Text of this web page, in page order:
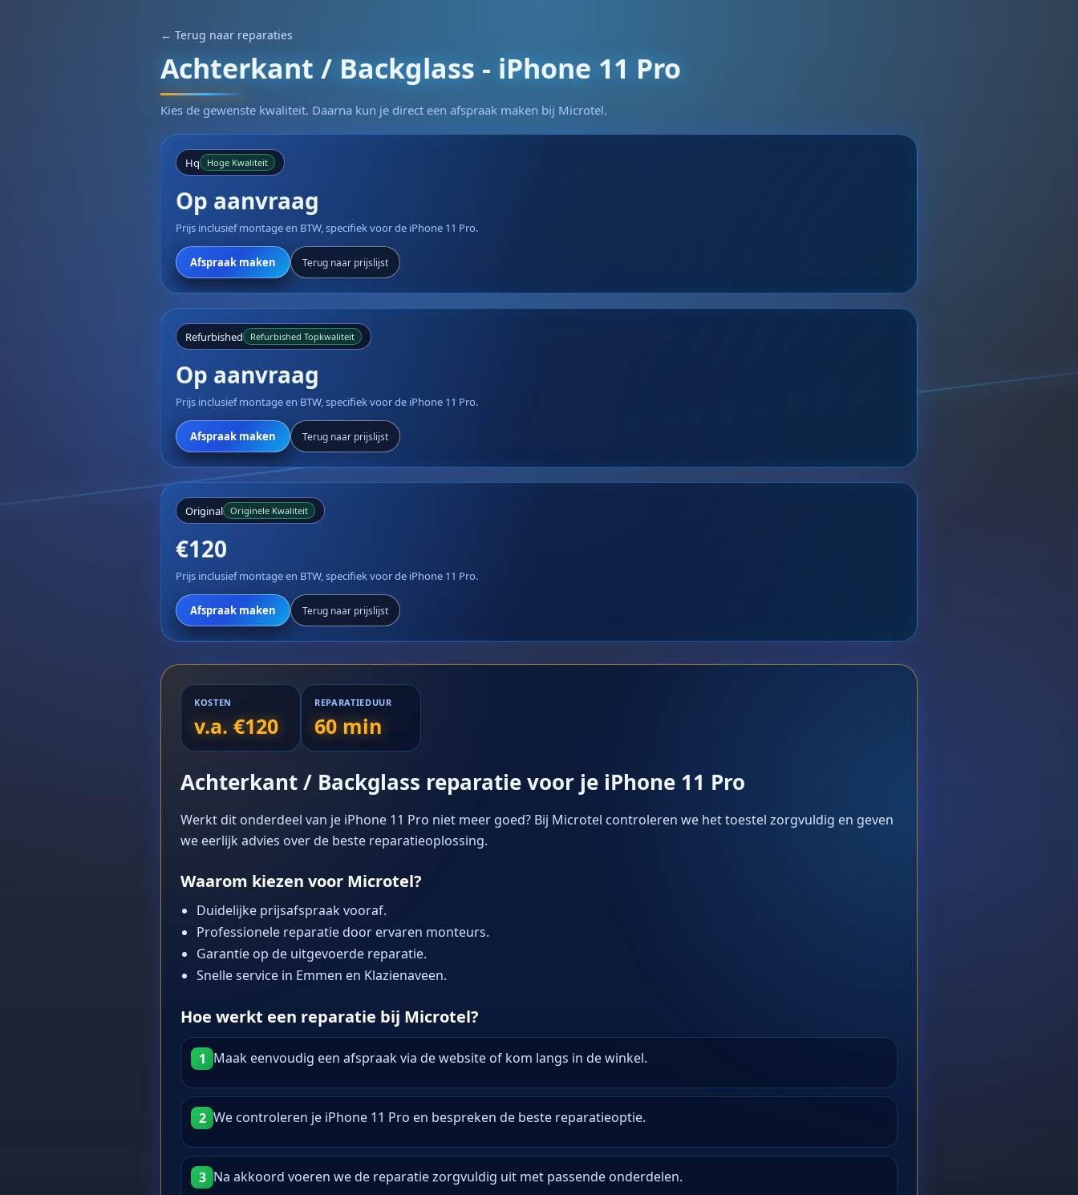
← Terug naar reparaties
Achterkant / Backglass - iPhone 11 Pro
Kies de gewenste kwaliteit. Daarna kun je direct een afspraak maken bij Microtel.
Hq Hoge Kwaliteit
Op aanvraag
Prijs inclusief montage en BTW, specifiek voor de iPhone 11 Pro.
Afspraak maken Terug naar prijslijst
Refurbished Refurbished Topkwaliteit
Op aanvraag
Prijs inclusief montage en BTW, specifiek voor de iPhone 11 Pro.
Afspraak maken Terug naar prijslijst
Original Originele Kwaliteit
€120
Prijs inclusief montage en BTW, specifiek voor de iPhone 11 Pro.
Afspraak maken Terug naar prijslijst
KOSTEN
v.a. €120
REPARATIEDUUR
60 min
Achterkant / Backglass reparatie voor je iPhone 11 Pro
Werkt dit onderdeel van je iPhone 11 Pro niet meer goed? Bij Microtel controleren we het toestel zorgvuldig en geven
we eerlijk advies over de beste reparatieoplossing.
Waarom kiezen voor Microtel?
Duidelijke prijsafspraak vooraf.
Professionele reparatie door ervaren monteurs.
Garantie op de uitgevoerde reparatie.
Snelle service in Emmen en Klazienaveen.
Hoe werkt een reparatie bij Microtel?
1 Maak eenvoudig een afspraak via de website of kom langs in de winkel.
2 We controleren je iPhone 11 Pro en bespreken de beste reparatieoptie.
3 Na akkoord voeren we de reparatie zorgvuldig uit met passende onderdelen.